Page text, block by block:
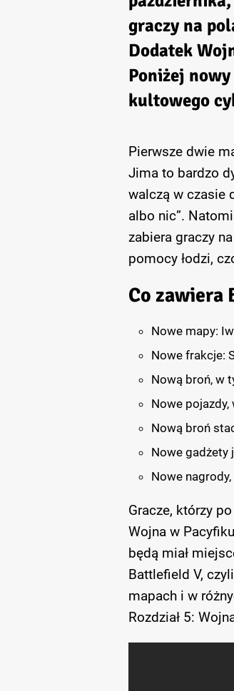
graczy na
Dodatek
Poniżej
kultowego
Pierwsze dwie
Jima to bardzo
walczą w czasie
albo nic”.
zabiera graczy
pomocy łodzi,
Co zawiera
Nowe mapy:
Nowe frakcje:
Nową broń, w
Nowe pojazdy,
Nową broń
Nowe gadżety
Nowe
Gracze, którzy
Wojna w
będą miał
Battlefield V,
mapach i w
Rozdział 5: